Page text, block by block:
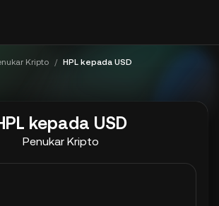
Kripto / HPL kepada USD
kepada USD
Penukar Kripto